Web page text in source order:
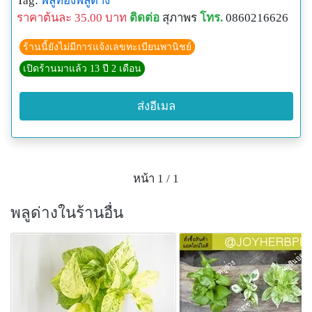
ราคาต้นละ 35.00 บาท ติดต่อ สุภาพร โทร. 0860216626
ร้านนี้ยังไม่มีการแจ้งเลขทะเบียนพานิชย์
เปิดร้านมาแล้ว 13 ปี 2 เดือน
ส่งอีเมล
หน้า 1 / 1
พลูด่างในร้านอื่น